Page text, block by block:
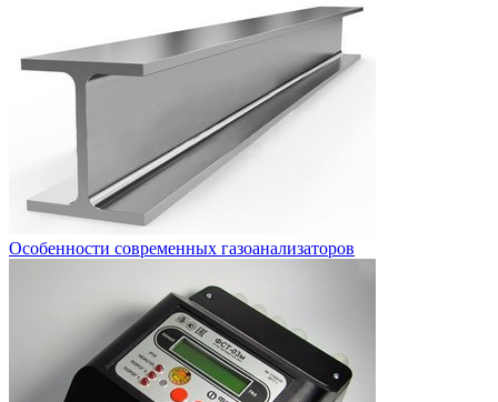
Особенности современных газоанализаторов